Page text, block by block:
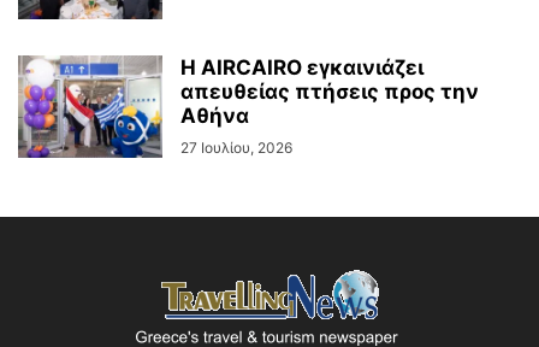
Η AIRCAIRO εγκαινιάζει
απευθείας πτήσεις προς την
Αθήνα
27 Ιουλίου, 2026